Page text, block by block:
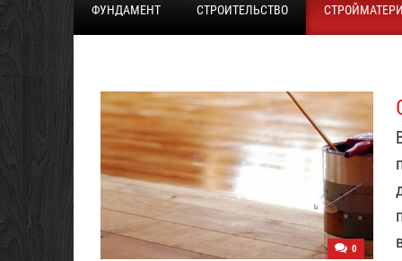
ФУНДАМЕНТ СТРОИТЕЛЬСТВО
0